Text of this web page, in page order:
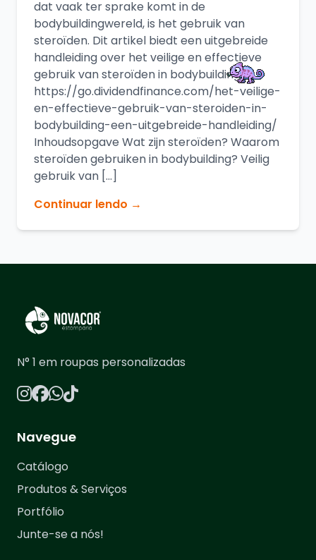
dat vaak ter sprake komt in de
bodybuildingwereld, is het gebruik van
steroïden. Dit artikel biedt een uitgebreide
handleiding over het veilige en effectieve
gebruik van steroïden in bodybuilding.
https://go.dividendfinance.com/het-veilige-
en-effectieve-gebruik-van-steroiden-in-
bodybuilding-een-uitgebreide-handleiding/
Inhoudsopgave Wat zijn steroïden? Waarom
steroïden gebruiken in bodybuilding? Veilig
gebruik van […]
Continuar lendo →
N° 1 em roupas personalizadas
Navegue
Catálogo
Produtos & Serviços
Portfólio
Junte-se a nós!